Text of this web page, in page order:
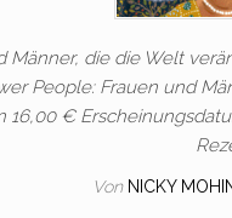
Männer, die die Welt
People: Frauen und
16,00 €
Von NICKY